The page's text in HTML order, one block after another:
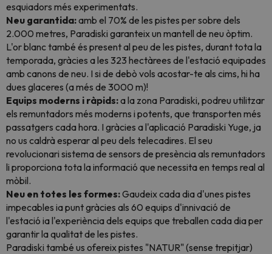
esquiadors més experimentats.
Neu garantida:amb el 70% de les pistes per sobre dels
2.000 metres, Paradiski garanteix un mantell de neu òptim.
L'or blanc també és present al peu de les pistes, durant tota la
temporada, gràcies a les 323 hectàrees de l'estació equipades
amb canons de neu. I si de debò vols acostar-te als cims, hi ha
dues glaceres (a més de 3000 m)!
Equips moderns i ràpids:a la zona Paradiski, podreu utilitzar
els remuntadors més moderns i potents, que transporten més
passatgers cada hora. I gràcies a l'aplicació Paradiski Yuge, ja
no us caldrà esperar al peu dels telecadires. El seu
revolucionari sistema de sensors de presència als remuntadors
li proporciona tota la informació que necessita en temps real al
mòbil.
Neu en totes les formes:Gaudeix cada dia d'unes pistes
impecables ia punt gràcies als 60 equips d'innivació de
l'estació ia l'experiència dels equips que treballen cada dia per
garantir la qualitat de les pistes.
Paradiski també us ofereix pistes "NATUR" (sense trepitjar)